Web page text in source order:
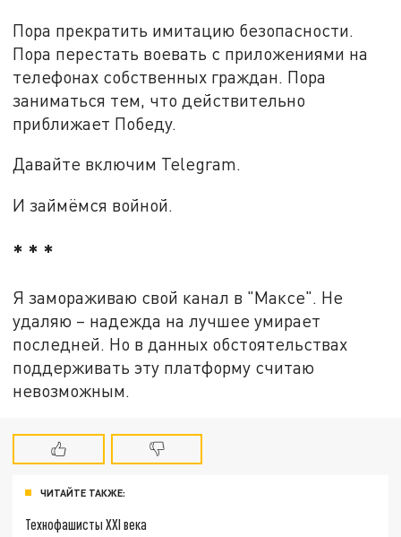
Пора прекратить имитацию безопасности.
Пора перестать воевать с приложениями на
телефонах собственных граждан. Пора
заниматься тем, что действительно
приближает Победу.
Давайте включим Telegram.
И займёмся войной.
* * *
Я замораживаю свой канал в "Максе". Не
удаляю – надежда на лучшее умирает
последней. Но в данных обстоятельствах
поддерживать эту платформу считаю
невозможным.
ЧИТАЙТЕ ТАКЖЕ:
Технофашисты XXI века